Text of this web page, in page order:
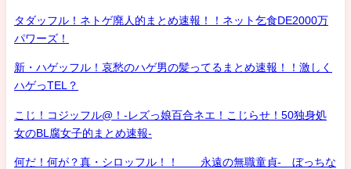
タダッフル！ネトゲ廃人的まとめ速報！！ネット乞食DE2000万
パワーズ！
新・ハゲッフル！哀愁のハゲ男の髪ってるまとめ速報！！激しく
ハゲっTEL？
こじ！コジッフル@！-レズっ娘百合ネエ！こじらせ！50独身処
女のBL腐女子的まとめ速報-
何だ！何が？真・シロッフル！！ 永遠の無職童貞- ぼっちな